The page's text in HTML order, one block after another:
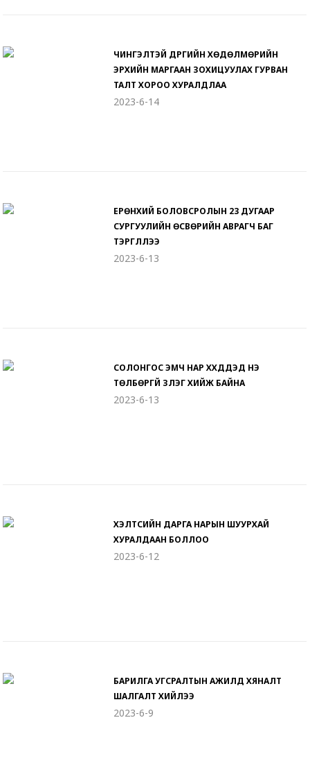
ЧИНГЭЛТЭЙ ДҮҮРГИЙН ХӨДӨЛМӨРИЙН
ЭРХИЙН МАРГААН ЗОХИЦУУЛАХ ГУРВАН
ТАЛТ ХОРОО ХУРАЛДЛАА
2023-6-14
ЕРӨНХИЙ БОЛОВСРОЛЫН 23 ДУГААР
СУРГУУЛИЙН ӨСВӨРИЙН АВРАГЧ БАГ
ТЭРГҮҮЛЛЭЭ
2023-6-13
СОЛОНГОС ЭМЧ НАР ХҮҮХДҮҮДЭД ҮНЭ
ТӨЛБӨРГҮЙ ҮЗЛЭГ ХИЙЖ БАЙНА
2023-6-13
ХЭЛТСИЙН ДАРГА НАРЫН ШУУРХАЙ
ХУРАЛДААН БОЛЛОО
2023-6-12
БАРИЛГА УГСРАЛТЫН АЖИЛД ХЯНАЛТ
ШАЛГАЛТ ХИЙЛЭЭ
2023-6-9